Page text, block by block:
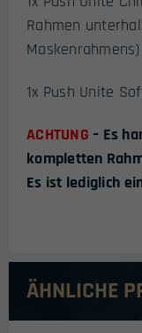
Rahmen
Maskenrahmens)
1x Push Unite
ACHTUNG – Es
kompletten
Es ist lediglich
ÄHNLICHE